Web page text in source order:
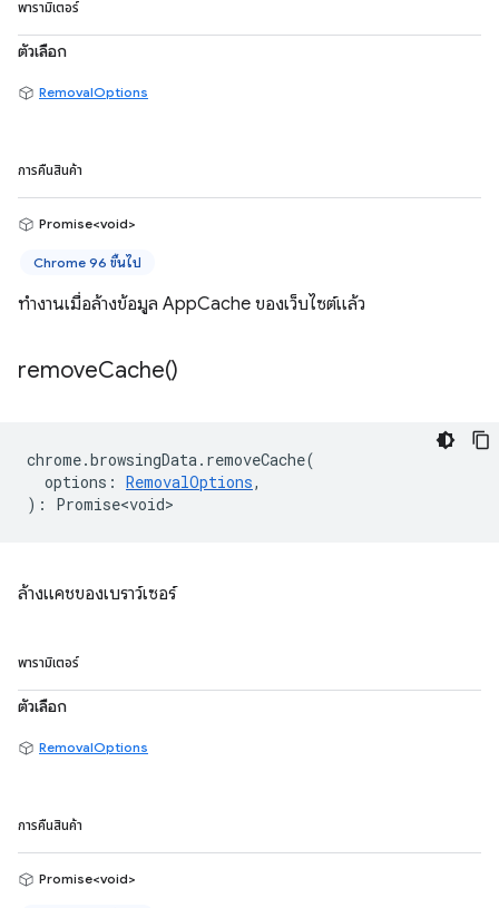
พารามิเตอร์
ตัวเลือก
RemovalOptions
การคืนสินค้า
Promise<void>
Chrome 96 ขึ้นไป
ทำงานเมื่อล้างข้อมูล AppCache ของเว็บไซต์แล้ว
removeCache()
chrome.browsingData. removeCache(
options : RemovalOptions,
) : Promise<void>
ล้างแคชของเบราว์เซอร์
พารามิเตอร์
ตัวเลือก
RemovalOptions
การคืนสินค้า
Promise<void>